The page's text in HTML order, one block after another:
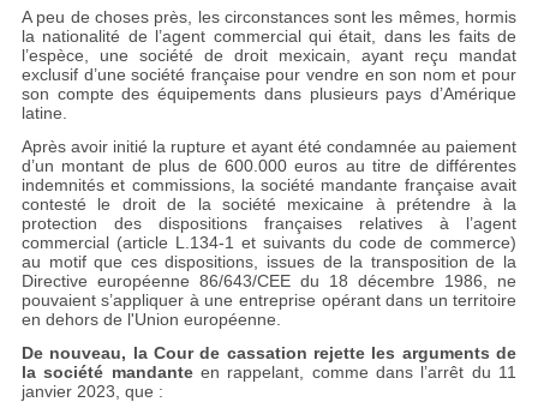
A peu de choses près, les circonstances sont les mêmes, hormis
la nationalité de l’agent commercial qui était, dans les faits de
l’espèce, une société de droit mexicain, ayant reçu mandat
exclusif d’une société française pour vendre en son nom et pour
son compte des équipements dans plusieurs pays d’Amérique
latine.
Après avoir initié la rupture et ayant été condamnée au paiement
d’un montant de plus de 600.000 euros au titre de différentes
indemnités et commissions, la société mandante française avait
contesté le droit de la société mexicaine à prétendre à la
protection des dispositions françaises relatives à l’agent
commercial (article L.134-1 et suivants du code de commerce)
au motif que ces dispositions, issues de la transposition de la
Directive européenne 86/643/CEE du 18 décembre 1986, ne
pouvaient s’appliquer à une entreprise opérant dans un territoire
en dehors de l'Union européenne.
De nouveau, la Cour de cassation rejette les arguments de
la société mandante en rappelant, comme dans l’arrêt du 11
janvier 2023, que :